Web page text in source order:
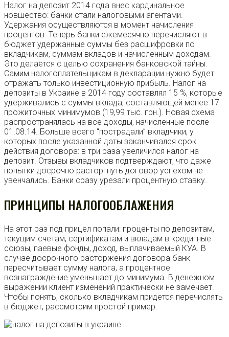
Налог на депозит 2014 года внес кардинальное
новшество: банки стали налоговыми агентами.
Удержания осуществляются в момент начисления
процентов. Теперь банки ежемесячно перечисляют в
бюджет удержанные суммы без расшифровки по
вкладчикам, суммам вкладов и начисленным доходам.
Это делается с целью сохранения банковской тайны.
Самим налогоплательщикам в декларации нужно будет
отражать только инвестиционную прибыль. Налог на
депозиты в Украине в 2014 году составлял 15 %, которые
удерживались с суммы вклада, составляющей менее 17
прожиточных минимумов (19,99 тыс. грн.). Новая схема
распространялась на все доходы, начисленные после
01.08.14. Больше всего “пострадали” вкладчики, у
которых после указанной даты заканчивался срок
действия договора: в три раза увеличился налог на
депозит. Отзывы вкладчиков подтверждают, что даже
попытки досрочно расторгнуть договор успехом не
увенчались. Банки сразу урезали процентную ставку.
ПРИНЦИПЫ НАЛОГООБЛАЖЕНИЯ
На этот раз под прицел попали: проценты по депозитам,
текущим счетам, сертификатам и вкладам в кредитные
союзы, паевые фонды, доход, выплачиваемый КУА. В
случае досрочного расторжения договора банк
пересчитывает сумму налога, а процентное
вознаграждение уменьшает до минимума. В денежном
выражении клиент изменений практически не замечает.
Чтобы понять, сколько вкладчикам придется перечислять
в бюджет, рассмотрим простой пример.